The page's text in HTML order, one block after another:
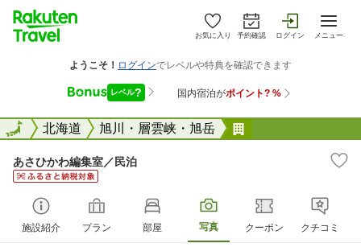
お気に入り 予約確認 ログイン メニュー
全国北海道 旭川・層雲峡・旭岳
全国
あさひかわ編集室／民泊
施設紹介 プラン 部屋 写真 クーポン クチコミ